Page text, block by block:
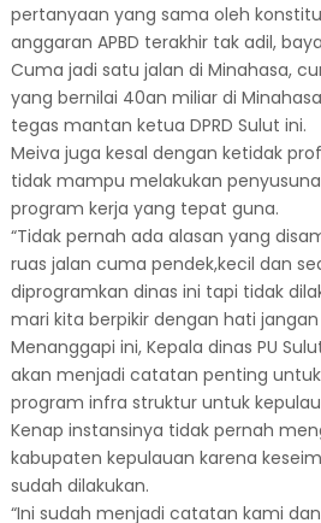
pertanyaan yang sama oleh
anggaran APBD terakhir tak adil,
Cuma jadi satu jalan di Minahasa,
yang bernilai 40an miliar di
tegas mantan ketua DPRD Sulut ini.
Meiva juga kesal dengan ketidak
tidak mampu melakukan
program kerja yang tepat guna.
“Tidak pernah ada alasan yang
ruas jalan cuma pendek,kecil dan
diprogramkan dinas ini tapi tidak
mari kita berpikir dengan hati jangan
Menanggapi ini, Kepala dinas PU
akan menjadi catatan penting
program infra struktur untuk
Kenap instansinya tidak pernah
kabupaten kepulauan karena
sudah dilakukan.
“Ini sudah menjadi catatan kami